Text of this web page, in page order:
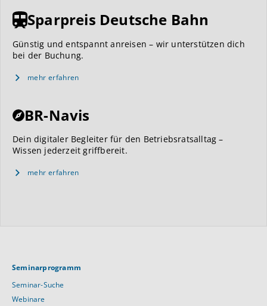
Sparpreis Deutsche Bahn
Günstig und entspannt anreisen – wir unterstützen dich
bei der Buchung.
mehr erfahren
BR-Navis
Dein digitaler Begleiter für den Betriebsratsalltag –
Wissen jederzeit griffbereit.
mehr erfahren
Seminarprogramm
Seminar-Suche
Webinare